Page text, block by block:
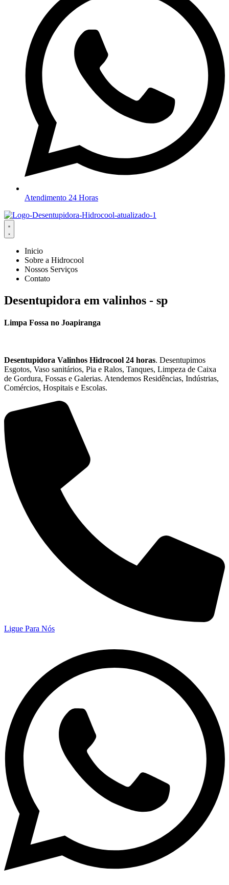
Atendimento 24 Horas
Inicio
Sobre a Hidrocool
Nossos Serviços
Contato
Desentupidora em valinhos - sp
Limpa Fossa no Joapiranga
Desentupidora Valinhos Hidrocool 24 horas. Desentupimos
Esgotos, Vaso sanitários, Pia e Ralos, Tanques, Limpeza de Caixa
de Gordura, Fossas e Galerias. Atendemos Residências, Indústrias,
Comércios, Hospitais e Escolas.
Ligue Para Nós